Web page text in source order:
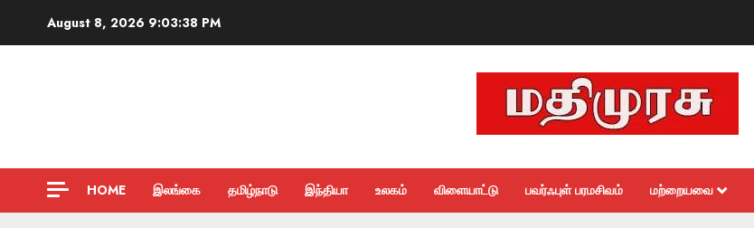
August 8, 2026 9:03:39 PM
HOME இலங்கை தமிழ்நாடு இந்தியா உலகம் விளையாட்டு பவர்ஃபுள் பரமசிவம் மற்றையவை